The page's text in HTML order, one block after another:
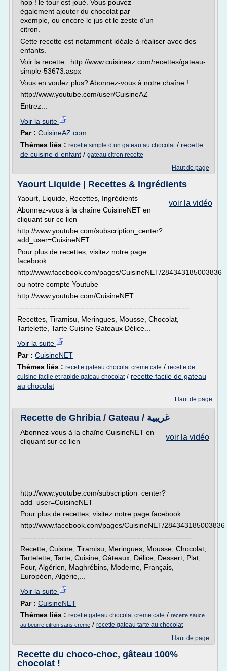
hop ! le tour est joué. Vous pouvez
également ajouter du chocolat par
exemple, ou encore le jus et le zeste d'un
citron.
Cette recette est notamment idéale à réaliser avec des
enfants.
Voir la recette : http://www.cuisineaz.com/recettes/gateau-
simple-53673.aspx
Vous en voulez plus? Abonnez-vous à notre chaîne !
http://www.youtube.com/user/CuisineAZ
Entrez...
Voir la suite
Par : CuisineAZ.com
Thèmes liés : recette simple d un gateau au chocolat/ recette
de cuisine d enfant / gateau citron recette
Haut de page
Yaourt Liquide | Recettes & Ingrédients
voir la vidéo
Yaourt, Liquide, Recettes, Ingrédients
Abonnez-vous à la chaîne CuisineNET en
cliquant sur ce lien
http://www.youtube.com/subscription_center?
add_user=CuisineNET
Pour plus de recettes, visitez notre page
facebook
http://www.facebook.com/pages/CuisineNET/284343185003836
ou notre compte Youtube
http://www.youtube.com/CuisineNET
--------------------------------------------------------------------
Recettes, Tiramisu, Meringues, Mousse, Chocolat,
Tartelette, Tarte Cuisine Gateaux Délice...
Voir la suite
Par : CuisineNET
Thèmes liés : recette gateau chocolat creme cafe / recette de
cuisine facile et rapide gateau chocolat/ recette facile de gateau
au chocolat
Haut de page
Recette de Ghribia / Gateau / غريبية
voir la vidéo
Abonnez-vous à la chaîne CuisineNET en
cliquant sur ce lien
http://www.youtube.com/subscription_center?
add_user=CuisineNET
Pour plus de recettes, visitez notre page facebook
http://www.facebook.com/pages/CuisineNET/284343185003836
--------------------------------------------------------------------
Recette, Cuisine, Tiramisu, Meringues, Mousse, Chocolat,
Tartelette, Tarte, Cuisine, Gâteaux, Délice, Dessert, Plat,
Four, Algérien, Maghrébins, Moderne, Français,
Européen, Algérie,...
Voir la suite
Par : CuisineNET
Thèmes liés : recette gateau chocolat creme cafe / recette sauce
au beurre citron sans creme / recette gateau tarte au chocolat
Haut de page
Recette du choco-choc, gâteau 100%
chocolat !